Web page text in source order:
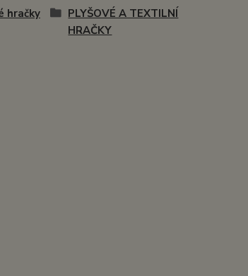
hračky
PLYŠOVÉ A TEXTILNÍ
HRAČKY